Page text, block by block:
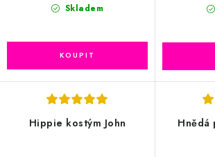
Skladem
Hippie kostým John Hnědá